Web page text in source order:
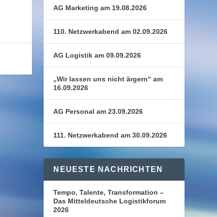
AG Marketing am 19.08.2026
110. Netzwerkabend am 02.09.2026
AG Logistik am 09.09.2026
„Wir lassen uns nicht ärgern“ am
16.09.2026
AG Personal am 23.09.2026
111. Netzwerkabend am 30.09.2026
NEUESTE NACHRICHTEN
Tempo, Talente, Transformation –
Das Mitteldeutsche Logistikforum
2026